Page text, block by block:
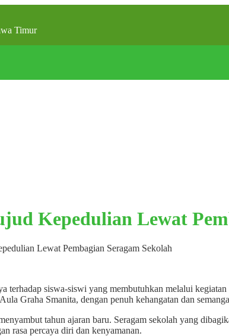
Timur
Kepedulian Lewat
Lewat Pembagian Seragam Sekolah
siswa-siswi yang membutuhkan melalui kegiatan
Graha Smanita, dengan penuh kehangatan dan
tahun ajaran baru. Seragam sekolah yang
rasa percaya diri dan kenyamanan.